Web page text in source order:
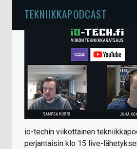
TEKNIIKKAPODCAST
io-techin viikottainen
perjantaisin klo 15 live-